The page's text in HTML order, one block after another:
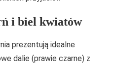
i biel kwiatów
prezentują idealne
dalie (prawie czarne) z